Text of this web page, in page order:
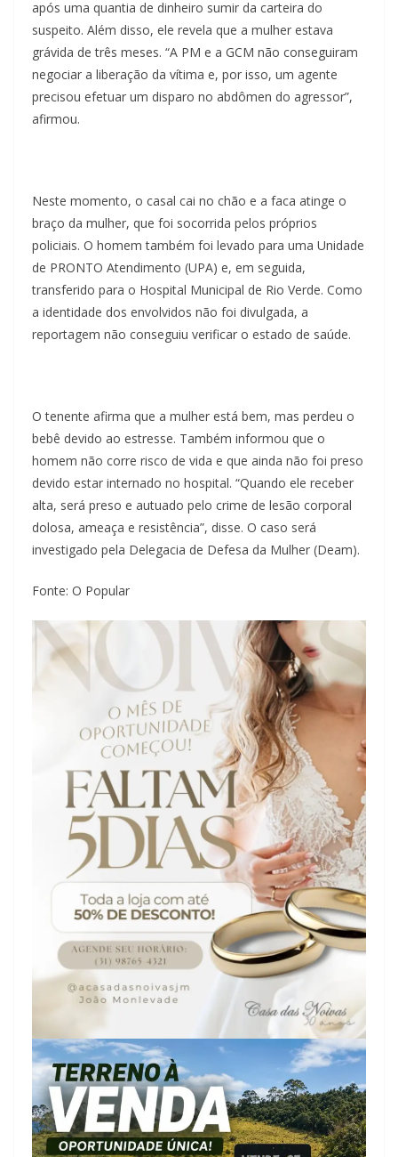
após uma quantia de dinheiro sumir da carteira do
suspeito. Além disso, ele revela que a mulher estava
grávida de três meses. “A PM e a GCM não conseguiram
negociar a liberação da vítima e, por isso, um agente
precisou efetuar um disparo no abdômen do agressor”,
afirmou.
Neste momento, o casal cai no chão e a faca atinge o
braço da mulher, que foi socorrida pelos próprios
policiais. O homem também foi levado para uma Unidade
de PRONTO Atendimento (UPA) e, em seguida,
transferido para o Hospital Municipal de Rio Verde. Como
a identidade dos envolvidos não foi divulgada, a
reportagem não conseguiu verificar o estado de saúde.
O tenente afirma que a mulher está bem, mas perdeu o
bebê devido ao estresse. Também informou que o
homem não corre risco de vida e que ainda não foi preso
devido estar internado no hospital. “Quando ele receber
alta, será preso e autuado pelo crime de lesão corporal
dolosa, ameaça e resistência”, disse. O caso será
investigado pela Delegacia de Defesa da Mulher (Deam).
Fonte: O Popular